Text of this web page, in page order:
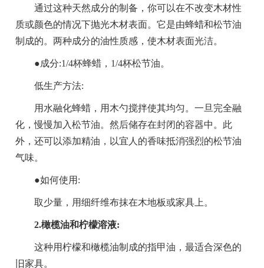
通过这种天然成分的制备，你可以在不改变木材性
质或颜色的情况下抛光木材表面。它是由蜂蜡和松节油
制成的。两种成分的油性质感，使木材表面光洁。
●成分:1/4杯蜂蜡，1/4杯松节油。
低生产方法:
用水融化蜂蜡，用木勺搅拌使其均匀。一旦完全融
化，慢慢加入松节油。然后储存在封闭的容器中。此
外，还可以添加精油，以宜人的香味抵消强烈的松节油
气味。
●如何使用:
取少量，用细纤维布抹在木地板或家具上。
2.橄榄油和柠檬溶液:
这种用柠檬和橄榄油制成的指甲油，最适合深色的
旧家具。